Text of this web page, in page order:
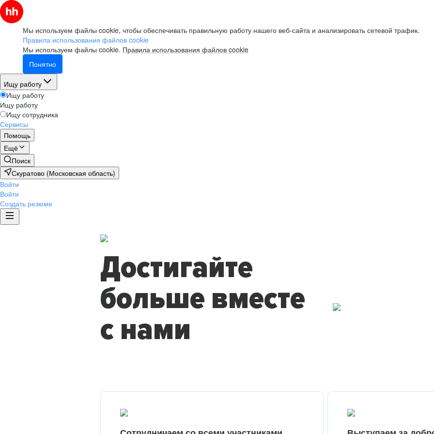
Мы используем файлы cookie, чтобы обеспечивать правильную работу нашего веб-сайта и анализировать сетевой трафик.
Правила использования файлов cookie
Мы используем файлы cookie. Правила использования файлов cookie
Понятно
Ищу работу
Ищу работу
Ищу работу
Ищу сотрудника
Сервисы
Помощь
Ещё
Поиск
Скуратово (Московская область)
Войти
Войти
Создать резюме
Достигайте
больше вместе
с нами